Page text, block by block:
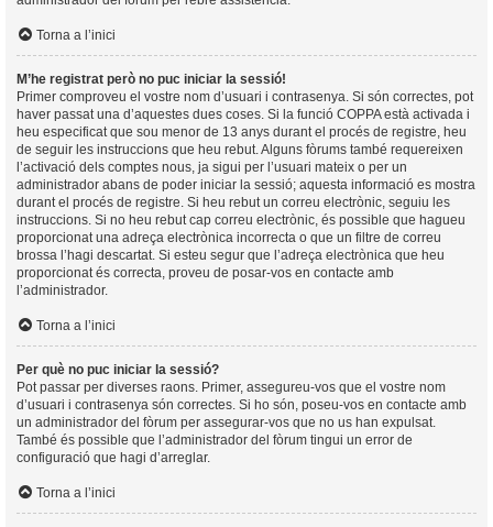
Torna a l’inici
M’he registrat però no puc iniciar la sessió!
Primer comproveu el vostre nom d’usuari i contrasenya. Si són correctes, pot
haver passat una d’aquestes dues coses. Si la funció COPPA està activada i
heu especificat que sou menor de 13 anys durant el procés de registre, heu
de seguir les instruccions que heu rebut. Alguns fòrums també requereixen
l’activació dels comptes nous, ja sigui per l’usuari mateix o per un
administrador abans de poder iniciar la sessió; aquesta informació es mostra
durant el procés de registre. Si heu rebut un correu electrònic, seguiu les
instruccions. Si no heu rebut cap correu electrònic, és possible que hagueu
proporcionat una adreça electrònica incorrecta o que un filtre de correu
brossa l’hagi descartat. Si esteu segur que l’adreça electrònica que heu
proporcionat és correcta, proveu de posar-vos en contacte amb
l’administrador.
Torna a l’inici
Per què no puc iniciar la sessió?
Pot passar per diverses raons. Primer, assegureu-vos que el vostre nom
d’usuari i contrasenya són correctes. Si ho són, poseu-vos en contacte amb
un administrador del fòrum per assegurar-vos que no us han expulsat.
També és possible que l’administrador del fòrum tingui un error de
configuració que hagi d’arreglar.
Torna a l’inici